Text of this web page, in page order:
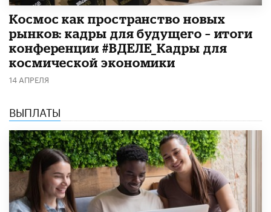
Космос как пространство новых
рынков: кадры для будущего – итоги
конференции #ВДЕЛЕ_Кадры для
космической экономики
14 АПРЕЛЯ
ВЫПЛАТЫ